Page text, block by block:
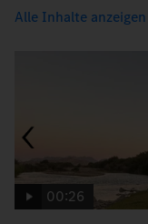
Alle Inhalte anzeigen
00:26